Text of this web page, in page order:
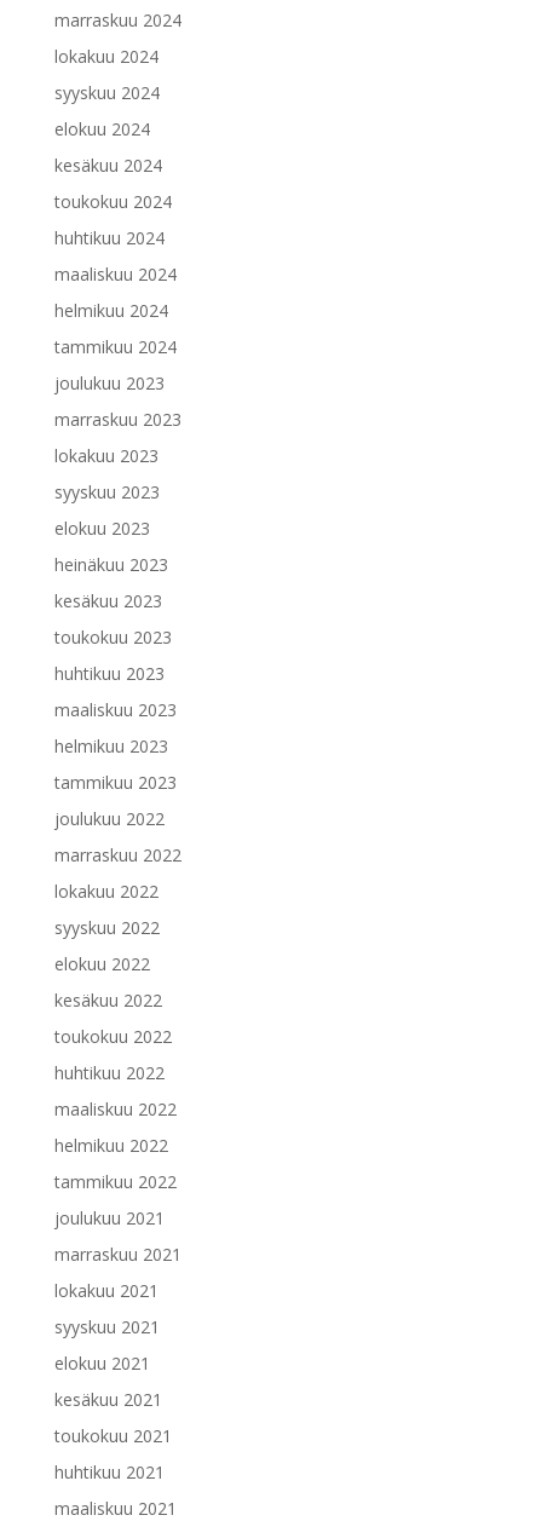
marraskuu 2024
lokakuu 2024
syyskuu 2024
elokuu 2024
kesäkuu 2024
toukokuu 2024
huhtikuu 2024
maaliskuu 2024
helmikuu 2024
tammikuu 2024
joulukuu 2023
marraskuu 2023
lokakuu 2023
syyskuu 2023
elokuu 2023
heinäkuu 2023
kesäkuu 2023
toukokuu 2023
huhtikuu 2023
maaliskuu 2023
helmikuu 2023
tammikuu 2023
joulukuu 2022
marraskuu 2022
lokakuu 2022
syyskuu 2022
elokuu 2022
kesäkuu 2022
toukokuu 2022
huhtikuu 2022
maaliskuu 2022
helmikuu 2022
tammikuu 2022
joulukuu 2021
marraskuu 2021
lokakuu 2021
syyskuu 2021
elokuu 2021
kesäkuu 2021
toukokuu 2021
huhtikuu 2021
maaliskuu 2021